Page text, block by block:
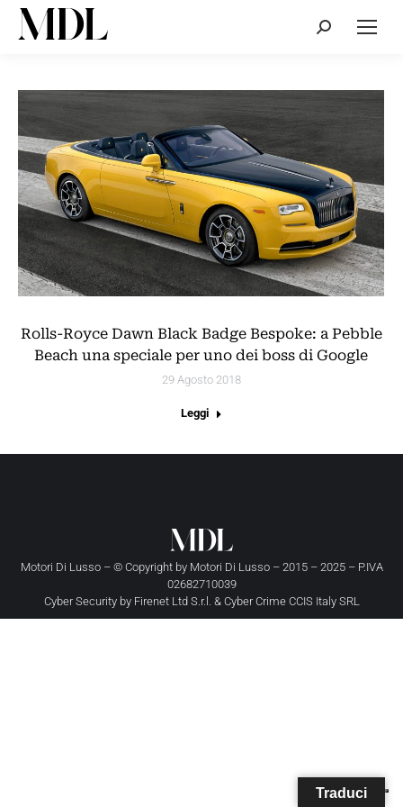
Cerca:
Rolls-Royce Dawn Black Badge Bespoke: a Pebble
Beach una speciale per uno dei boss di Google
29 Agosto 2018
Leggi
Motori Di Lusso – © Copyright by Motori Di Lusso– 2015 – 2025 – P.IVA
02682710039
Cyber Security by Firenet Ltd S.r.l. & Cyber Crime CCIS Italy SRL
Traduci